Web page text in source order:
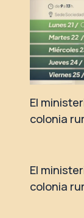
El
colonia
El
colonia